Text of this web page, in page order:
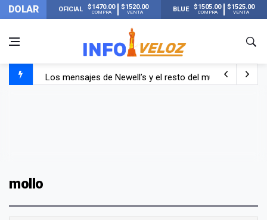
DOLAR OFICIAL $1470.00
COMPRA
$1520.00
VENTA BLUE $1505.00
COMPRA
$1525.00
VENTA
Los mensajes de Newell’s y el resto del mundo del
mollo